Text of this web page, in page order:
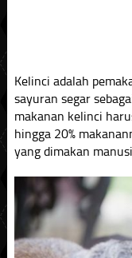
Kelinci adalah
sayuran segar
makanan kelinci
hingga 20%
yang dimakan